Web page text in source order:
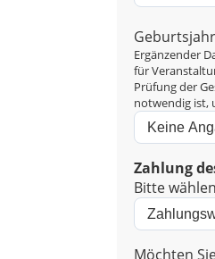
Geburtsjahr
Ergänzender
für
Prüfung der
notwendig ist,
Zahlung
Bitte
Möchten